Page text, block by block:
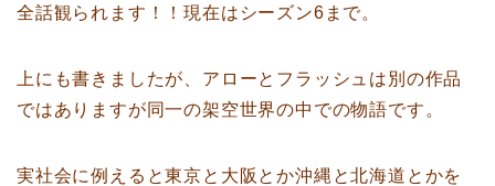
全話観られます！！現在はシーズン6まで。
上にも書きましたが、アローとフラッシュは別の作品
ではありますが同一の架空世界の中での物語です。
実社会に例えると東京と大阪とか沖縄と北海道とかを